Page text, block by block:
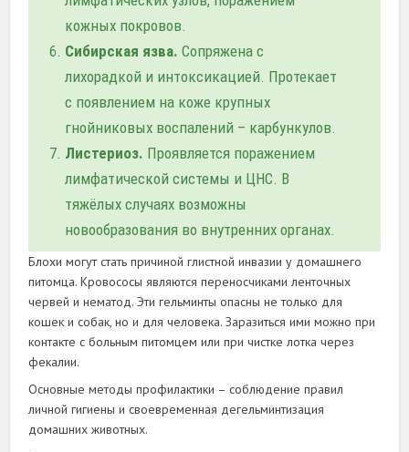
кожных покровов.
Сибирская язва. Сопряжена с
лихорадкой и интоксикацией. Протекает
с появлением на коже крупных
гнойниковых воспалений – карбункулов.
Листериоз. Проявляется поражением
лимфатической системы и ЦНС. В
тяжёлых случаях возможны
новообразования во внутренних органах.
Блохи могут стать причиной глистной инвазии у домашнего
питомца. Кровососы являются переносчиками ленточных
червей и нематод. Эти гельминты опасны не только для
кошек и собак, но и для человека. Заразиться ими можно при
контакте с больным питомцем или при чистке лотка через
фекалии.
Основные методы профилактики – соблюдение правил
личной гигиены и своевременная дегельминтизация
домашних животных.